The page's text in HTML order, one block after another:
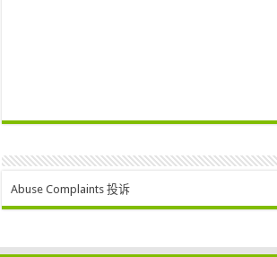
Abuse Complaints 投诉